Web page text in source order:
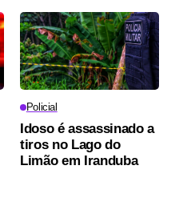
Policial
Idoso é assassinado a
tiros no Lago do
Limão em Iranduba